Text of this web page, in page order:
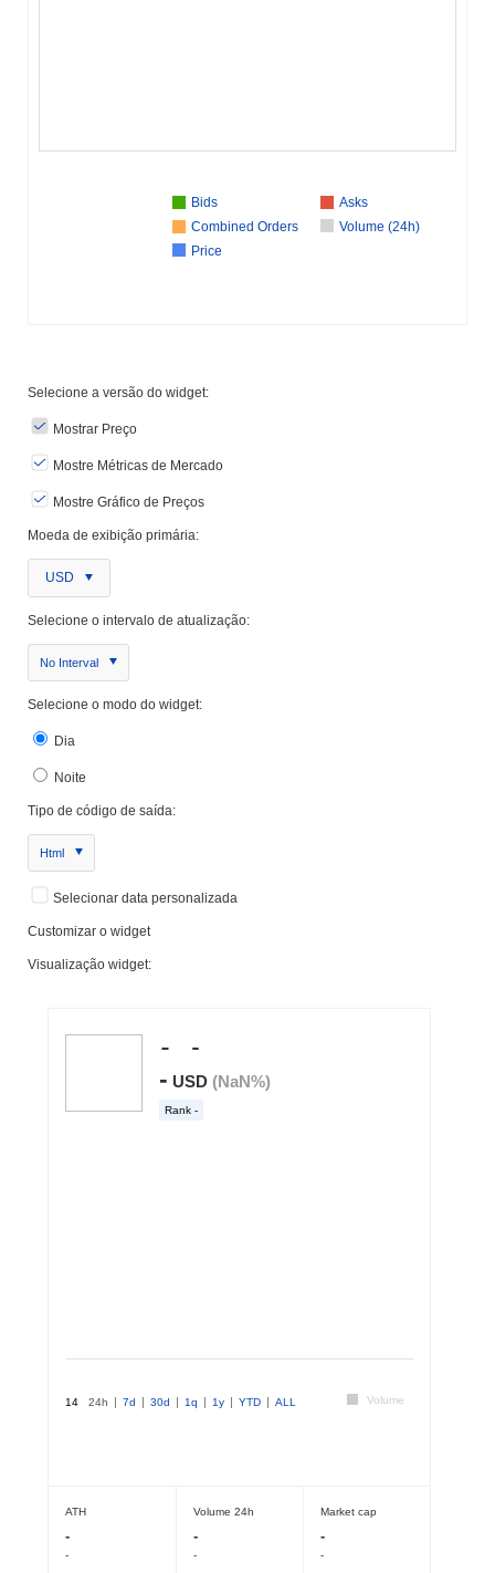
Bids
Asks
Combined Orders
Volume (24h)
Price
Selecione a versão do widget:
Mostrar Preço
Mostre Métricas de Mercado
Mostre Gráfico de Preços
Moeda de exibição primária:
USD
Selecione o intervalo de atualização:
No Interval
Selecione o modo do widget:
Dia
Noite
Tipo de código de saída:
Html
Selecionar data personalizada
Customizar o widget
Visualização widget: